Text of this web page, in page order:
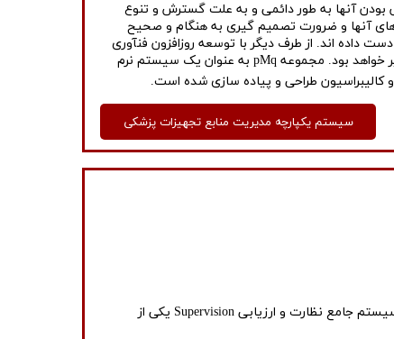
بودن آنها به طور دائمی و به علت گسترش و تنوع
آنها و ضرورت تصمیم گیری به هنگام و صحیح
داده اند. از طرف دیگر با توسعه روزافزون فنآوری
اطلاعات و مزایای آن در آینده نزدیک هماهنگی با سیستم های یکپارچه اطلاعاتی اجتناب ناپذیر خواهد بود. مجموعه pMq به عنوان یک سیستم نرم
سیستم یکپارچه مدیریت منابع تجهیزات پزشکی
یکی از مهمترین نیازهای کشور در تمامی حوزه های خصوصی و دولتی، بازرسی و نظارت در حوزه های مختلف سازمانی و تجهیزاتی است. سیستم جامع نظارت و ارزیابی Supervision یکی از